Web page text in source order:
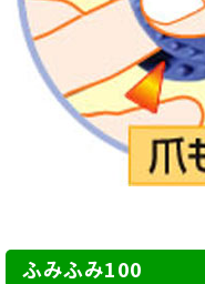
ふみふみ100